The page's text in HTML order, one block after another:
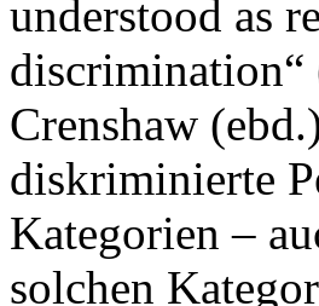
understood as
discrimination“
Crenshaw
diskriminierte
Kategorien –
solchen